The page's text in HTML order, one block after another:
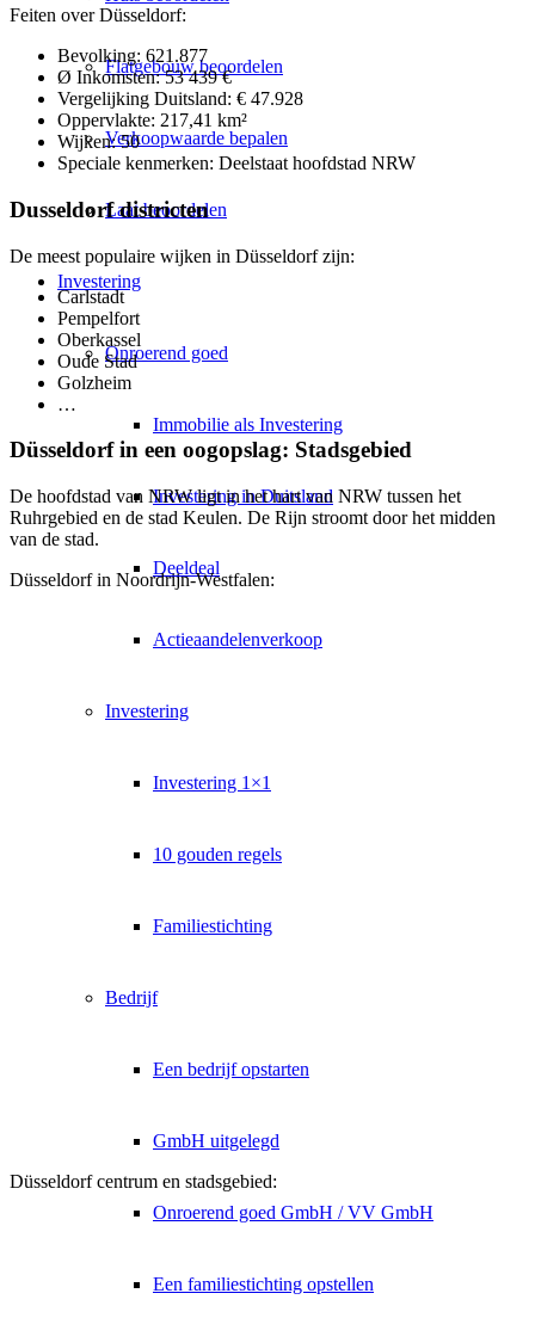
Flatgebouw beoordelen
Verkoopwaarde bepalen
Laat beoordelen
Investering
Onroerend goed
Immobilie als Investering
Investering in Duitsland
Deeldeal
Actieaandelenverkoop
Investering
Investering 1×1
10 gouden regels
Familiestichting
Bedrijf
Een bedrijf opstarten
GmbH uitgelegd
Onroerend goed GmbH / VV GmbH
Een familiestichting opstellen
Feiten over Düsseldorf:
Bevolking: 621.877
Ø Inkomsten: 53 439 €
Vergelijking Duitsland: € 47.928
Oppervlakte: 217,41 km²
Wijken: 50
Speciale kenmerken: Deelstaat hoofdstad NRW
Dusseldorf districten
De meest populaire wijken in Düsseldorf zijn:
Carlstadt
Pempelfort
Oberkassel
Oude Stad
Golzheim
…
Düsseldorf in een oogopslag: Stadsgebied
De hoofdstad van NRW ligt in het hart van NRW tussen het
Ruhrgebied en de stad Keulen. De Rijn stroomt door het midden
van de stad.
Düsseldorf in Noordrijn-Westfalen:
Düsseldorf centrum en stadsgebied: